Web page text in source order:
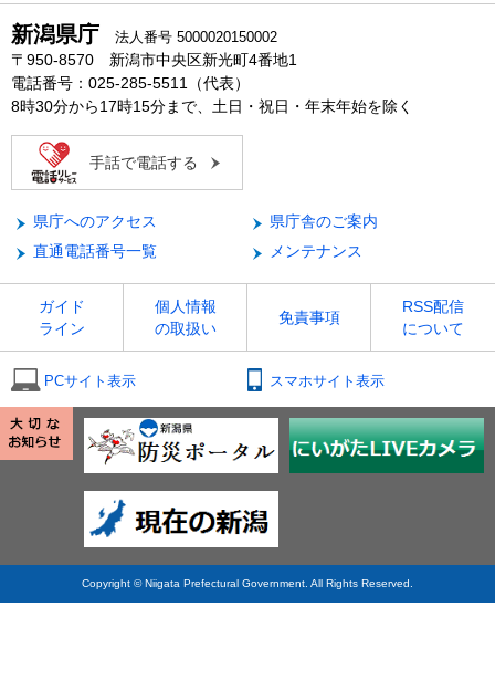
新潟県庁 法人番号 5000020150002
〒950-8570 新潟市中央区新光町4番地1
電話番号：025-285-5511（代表）
8時30分から17時15分まで、土日・祝日・年末年始を除く
手話で電話する
県庁へのアクセス
県庁舎のご案内
直通電話番号一覧
メンテナンス
ガイド
ライン
個人情報
の取扱い
免責事項
RSS配信
について
PCサイト表示 スマホサイト表示
Copyright © Niigata Prefectural Government. All Rights Reserved.